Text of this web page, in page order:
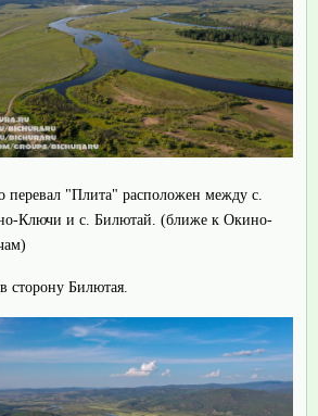
перевал "Плита" расположен между с.
Ключи и с. Билютай. (ближе к Окино-
сторону Билютая.